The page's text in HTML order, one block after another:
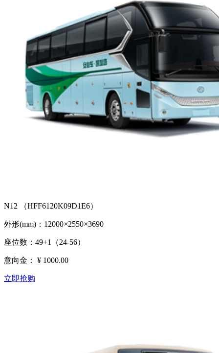
N12 （HFF6120K09D1E6）
外形(mm)：12000×2550×3690
座位数：49+1（24-56）
意向金： ¥ 1000.00
立即抢购